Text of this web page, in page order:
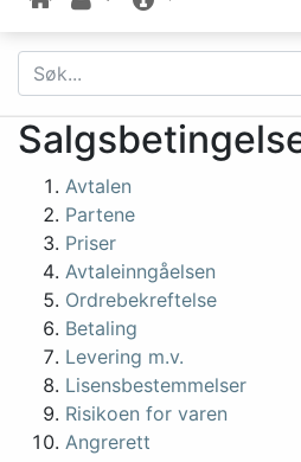
Avtalen
Partene
Priser
Avtaleinngåelsen
Ordrebekreftelse
Betaling
Levering m.v.
Lisensbestemmelser
Risikoen for varen
Angrerett